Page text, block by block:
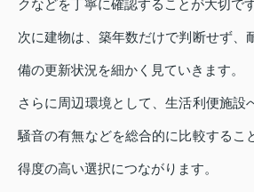
クなどを丁寧に確認することが大切です
次に建物は、築年数だけで判断せず、
備の更新状況を細かく見ていきます。
さらに周辺環境として、生活利便施設
騒音の有無などを総合的に比較するこ
得度の高い選択につながります。